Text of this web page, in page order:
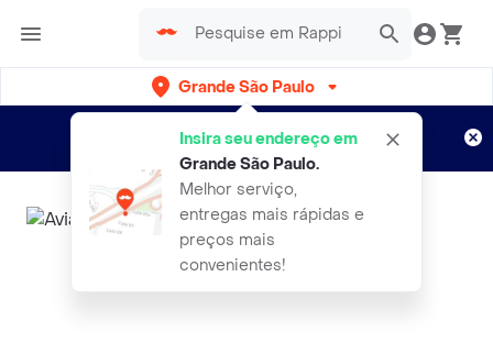
Grande São Paulo
Insira seu endereço em
Grande São Paulo.
Melhor serviço,
entregas mais rápidas e
preços mais
convenientes!
Entregas grátis por 15 dias!
Aplicam T&C